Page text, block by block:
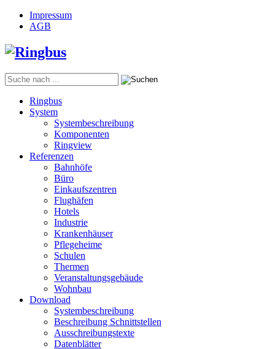
Impressum
AGB
Ringbus
System
Systembeschreibung
Komponenten
Ringview
Referenzen
Bahnhöfe
Büro
Einkaufszentren
Flughäfen
Hotels
Industrie
Krankenhäuser
Pflegeheime
Schulen
Thermen
Veranstaltungsgebäude
Wohnbau
Download
Systembeschreibung
Beschreibung Schnittstellen
Ausschreibungstexte
Datenblätter